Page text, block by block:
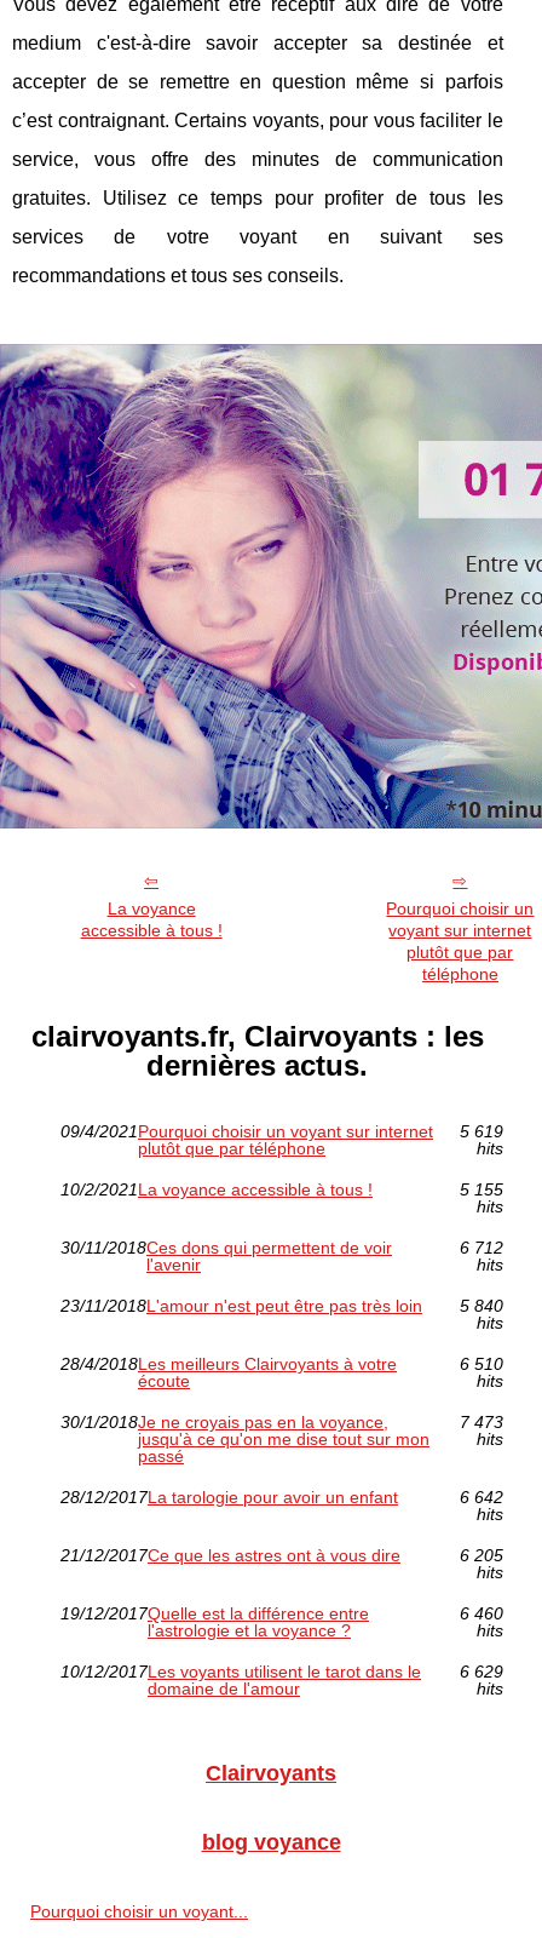
Vous devez également être réceptif aux dire de votre
medium c'est-à-dire savoir accepter sa destinée et
accepter de se remettre en question même si parfois
c’est contraignant. Certains voyants, pour vous faciliter le
service, vous offre des minutes de communication
gratuites. Utilisez ce temps pour profiter de tous les
services de votre voyant en suivant ses
recommandations et tous ses conseils.
La voyance
accessible à tous !
Pourquoi choisir un
voyant sur internet
plutôt que par
téléphone
clairvoyants.fr, Clairvoyants : les
dernières actus.
09/4/2021Pourquoi choisir un voyant sur internet
plutôt que par téléphone
5 619
hits
10/2/2021La voyance accessible à tous !
5 155
hits
30/11/2018Ces dons qui permettent de voir
l'avenir
6 712
hits
23/11/2018L'amour n'est peut être pas très loin
5 840
hits
28/4/2018Les meilleurs Clairvoyants à votre
écoute
6 510
hits
30/1/2018Je ne croyais pas en la voyance,
jusqu'à ce qu'on me dise tout sur mon
passé
7 473
hits
28/12/2017La tarologie pour avoir un enfant
6 642
hits
21/12/2017Ce que les astres ont à vous dire
6 205
hits
19/12/2017Quelle est la différence entre
l'astrologie et la voyance ?
6 460
hits
10/12/2017Les voyants utilisent le tarot dans le
domaine de l'amour
6 629
hits
Clairvoyants
blog voyance
Pourquoi choisir un voyant...